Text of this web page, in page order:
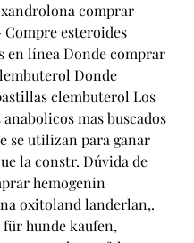
comprar
esteroides
en línea Donde comprar
Donde
clembuterol Los
mas buscados
se utilizan para ganar
la constr. Dúvida de
hemogenin
oxitoland landerlan,.
hunde kaufen,